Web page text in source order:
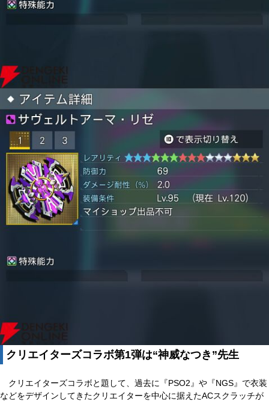
クリエイターズコラボ第1弾は“神威なつき”先生
クリエイターズコラボと題して、過去に『PSO2』や『NGS』で衣装
などをデザインしてきたクリエイターを中心に据えたACスクラッチが